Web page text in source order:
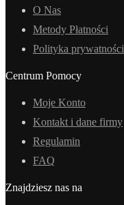
O Nas
Metody Płatności
Polityka prywatności
Centrum Pomocy
Moje Konto
Kontakt i dane firmy
Regulamin
FAQ
Znajdziesz nas na